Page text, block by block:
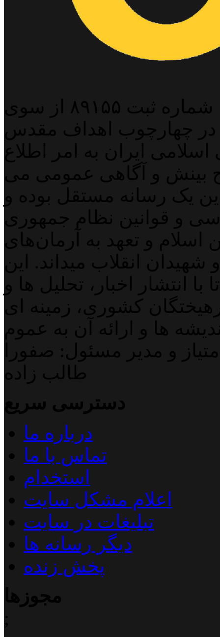
پایگاه خبری خبربین آنلاین به شماره ثبت ۸۹۱۵۵ از سوی
در چهارچوب اهداف مقدس
ایران به امر اطلاع
بینش و آگاهی عمومی می
یک رسانه مستقل بوده و
و قوانین نظام جمهوری
و تعهد به آرمان‌های
انقلاب میداند. این
انتشار اخبار، تحلیل ها و
کشوری، زمینه ای
ها و ارائه آن به عموم
و مدیر مسئول: صفورا
طالب زاده
دسترسی سریع
درباره ما
تماس با ما
استخدام
اعلام مشکل سایت
تبلیغات در سایت
دیگر رسانه ها
پخش زنده
مجوزها
;